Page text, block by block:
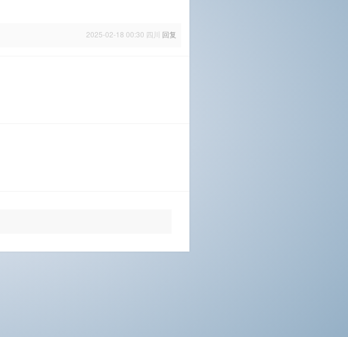
2025-02-18 00:30 四川 回复